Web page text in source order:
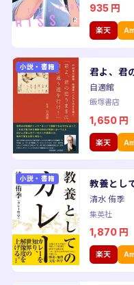
935 円
楽天
小説・書籍 君よ、君
自適館
飯塚書店
1,650 円
楽天
小説・書籍 教養とし
清水 侑季
集英社
1,870 円
楽天